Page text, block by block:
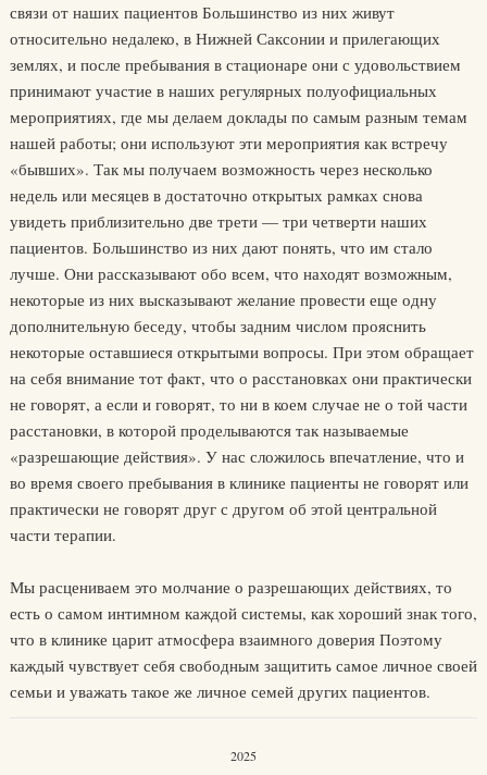
связи от наших пациентов Большинство из них живут
относительно недалеко, в Нижней Саксонии и прилегающих
землях, и после пребывания в стационаре они с удовольствием
принимают участие в наших регулярных полуофициальных
мероприятиях, где мы делаем доклады по самым разным темам
нашей работы; они используют эти мероприятия как встречу
«бывших». Так мы получаем возможность через несколько
недель или месяцев в достаточно открытых рамках снова
увидеть приблизительно две трети — три четверти наших
пациентов. Большинство из них дают понять, что им стало
лучше. Они рассказывают обо всем, что находят возможным,
некоторые из них высказывают желание провести еще одну
дополнительную беседу, чтобы задним числом прояснить
некоторые оставшиеся открытыми вопросы. При этом обращает
на себя внимание тот факт, что о расстановках они практически
не говорят, а если и говорят, то ни в коем случае не о той части
расстановки, в которой проделываются так называемые
«разрешающие действия». У нас сложилось впечатление, что и
во время своего пребывания в клинике пациенты не говорят или
практически не говорят друг с другом об этой центральной
части терапии.
Мы расцениваем это молчание о разрешающих действиях, то
есть о самом интимном каждой системы, как хороший знак того,
что в клинике царит атмосфера взаимного доверия Поэтому
каждый чувствует себя свободным защитить самое личное своей
семьи и уважать такое же личное семей других пациентов.
2025